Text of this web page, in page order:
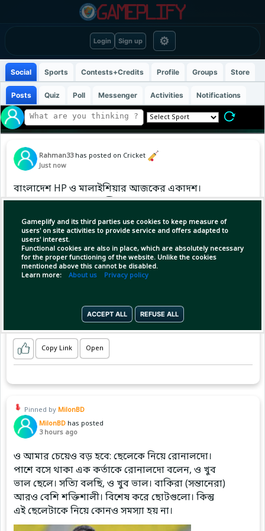
Login Sign up ⚙
Gameplify and its third parties use cookies to keep measure of
users' on site activities to provide service and offers adapted to
users' interest.
Functional cookies are also in place, which are absolutely necessary
for the proper functioning of the website. Unlike the cookies
mentioned above this cannot be disabled.
Learn more: About us Privacy policy
ACCEPT ALL REFUSE ALL
Social Sports Contests+Credits Profile Groups Store
Posts Quiz Poll Messenger Activities Notifications
Rahman33 has posted on Cricket
Just now
বাংলাদেশ HP ও মালাইশিয়ার আজকের একাদশ।
বাংলাদেশ দলে আছে সাব্বির রহমান
Copy Link Open
Pinned by MilonBD
MilonBD has posted
3 hours ago
ও আমার চেয়েও বড় হবে: ছেলেকে নিয়ে রোনালদো।
পাশে বসে থাকা এক কর্তাকে রোনালদো বলেন, ও খুব
ভাল ছেলে। সত্যি বলছি, ও খুব ভাল। বাকিরা (সন্তানেরা)
আরও বেশি শক্তিশালী। বিশেষ করে ছোটগুলো। কিন্তু
এই ছেলেটাকে নিয়ে কোনও সমস্যা হয় না।